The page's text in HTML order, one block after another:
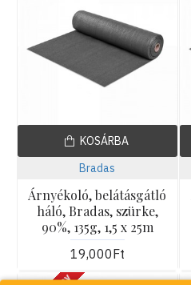
Bradas
Árnyékoló, belátásgátló
háló, Bradas, szürke,
90%, 135g, 1,5 x 25m
19,000Ft
KOSÁRBA